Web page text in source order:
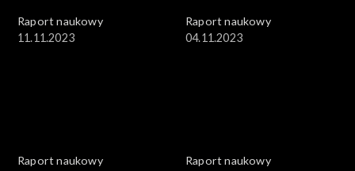
Raport naukowy
11.11.2023
Raport naukowy
04.11.2023
Raport naukowy
Raport naukowy